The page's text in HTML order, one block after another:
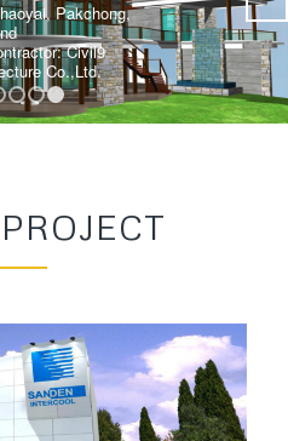
Pakchong,
Civil9
Co.,Ltd.
1 2 3 4 5